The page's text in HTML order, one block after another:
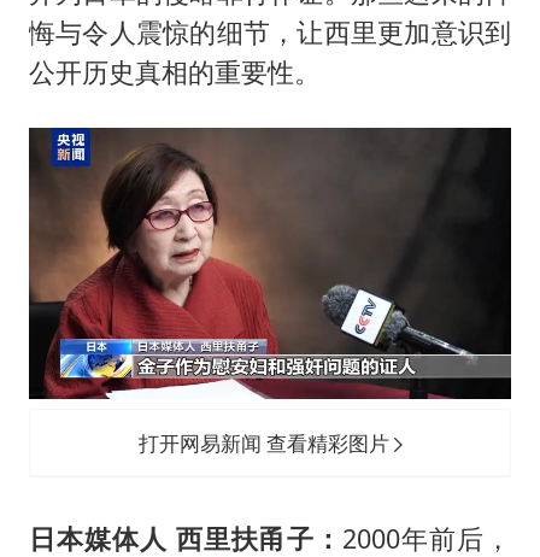
悔与令人震惊的细节，让西里更加意识到
公开历史真相的重要性。
打开网易新闻 查看精彩图片
日本媒体人 西里扶甬子： 2000年前后，